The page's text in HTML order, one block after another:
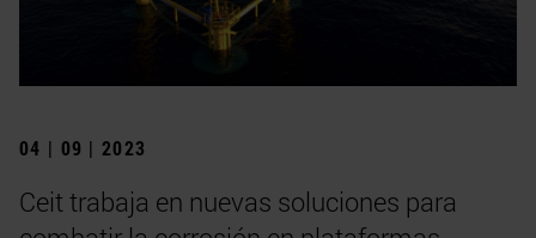
04 | 09 | 2023
Ceit trabaja en nuevas soluciones para